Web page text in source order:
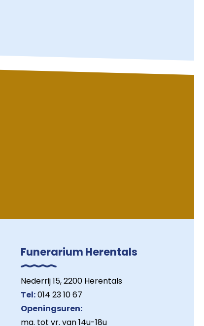
Funerarium Herentals
Nederrij 15, 2200 Herentals
Tel:014 23 10 67
Openingsuren:
ma. tot vr. van 14u-18u